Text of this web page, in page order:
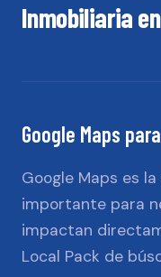
Inmobiliariaen
Google Maps para
Google Maps es
importante para
impactan
Local Pack de